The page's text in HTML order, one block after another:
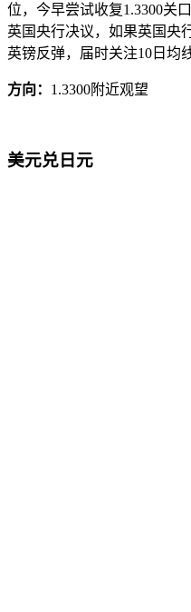
位，今早尝试收复1.3300关
英国央行决议，如果英国央
英镑反弹，届时关注10日均
方向： 1.3300附近观望
美元兑日元